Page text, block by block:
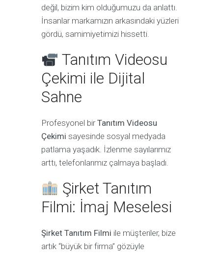
değil, bizim kim olduğumuzu da anlattı.
İnsanlar markamızın arkasındaki yüzleri
gördü, samimiyetimizi hissetti.
Tanıtım Videosu
Çekimi ile Dijital
Sahne
Profesyonel birTanıtım Videosu
Çekimi sayesinde sosyal medyada
patlama yaşadık. İzlenme sayılarımız
arttı, telefonlarımız çalmaya başladı.
Şirket Tanıtım
Filmi: İmaj Meselesi
Şirket Tanıtım Filmi ile müşteriler, bize
artık “büyük bir firma” gözüyle